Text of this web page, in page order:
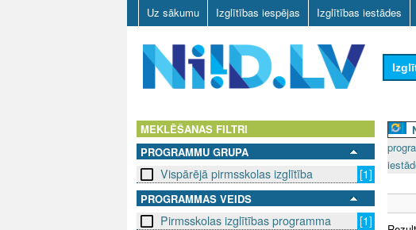
Uz sākumu Izglītības iespējas Izglītības iestādes
D
MEKLĒŠANAS FILTRI
PROGRAMMU GRUPA
Vispārējā pirmsskolas izglītība [1]
PROGRAMMAS VEIDS
Pirmsskolas izglītības programma [1]